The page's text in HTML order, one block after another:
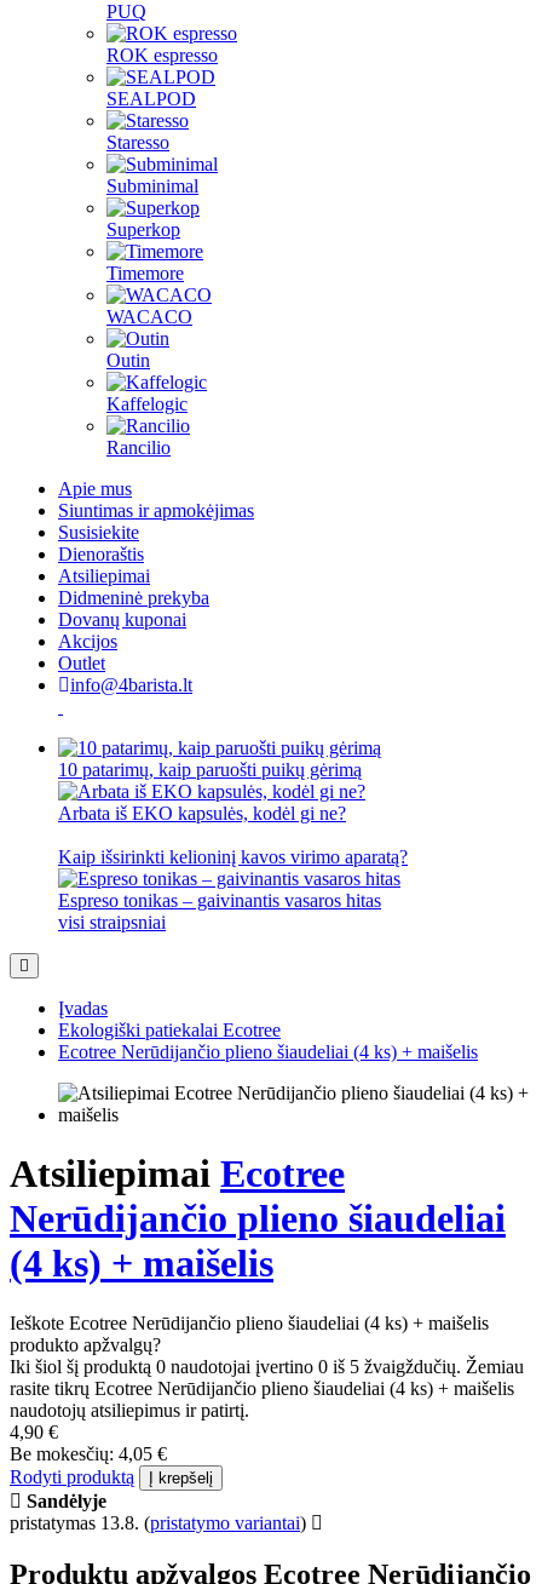
PUQ
ROK espresso
SEALPOD
Staresso
Subminimal
Superkop
Timemore
WACACO
Outin
Kaffelogic
Rancilio
Apie mus
Siuntimas ir apmokėjimas
Susisiekite
Dienoraštis
Atsiliepimai
Didmeninė prekyba
Dovanų kuponai
Akcijos
Outlet
info@4barista.lt
10 patarimų, kaip paruošti puikų gėrimą
Arbata iš EKO kapsulės, kodėl gi ne?
Kaip išsirinkti kelioninį kavos virimo aparatą?
Espreso tonikas – gaivinantis vasaros hitas
visi straipsniai
Įvadas
Ekologiški patiekalai Ecotree
Ecotree Nerūdijančio plieno šiaudeliai (4 ks) + maišelis
Atsiliepimai Ecotree
Nerūdijančio plieno šiaudeliai
(4 ks) + maišelis
Ieškote Ecotree Nerūdijančio plieno šiaudeliai (4 ks) + maišelis
produkto apžvalgų?
Iki šiol šį produktą 0 naudotojai įvertino 0 iš 5 žvaigždučių. Žemiau
rasite tikrų Ecotree Nerūdijančio plieno šiaudeliai (4 ks) + maišelis
naudotojų atsiliepimus ir patirtį.
4,90 €
Be mokesčių: 4,05 €
Rodyti produktą
Į krepšelį
Sandėlyje
pristatymas 13.8. (pristatymo variantai)
Produktų apžvalgos Ecotree Nerūdijančio